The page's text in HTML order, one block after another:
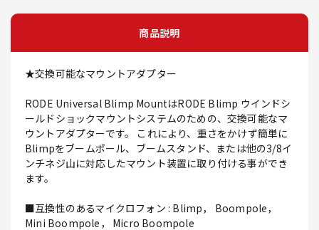
商品説明
★交換可能なマウントアダプター
RODE Universal Blimp MountはRODE Blimp ウインドシ
ールドショックマウントシステムのための、交換可能なマ
ウントアダプターです。 これにより、重さをかけず簡単に
Blimpをブームポール、ブームスタンド、または他の3/8イ
ンチネジ山に対応したマウント装置に取り付ける事ができ
ます。
■互換性のあるマイクロフォン : Blimp， Boompole，
Mini Boompole， Micro Boompole